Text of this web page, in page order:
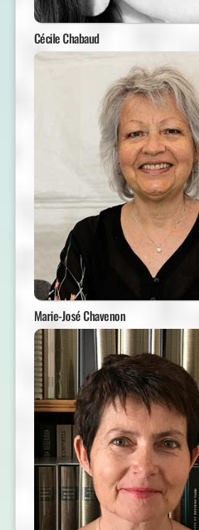
Cécile Chabaud
Marie-José Chavenon